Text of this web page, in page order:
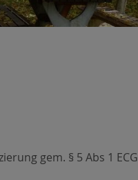
gem. § 5 Abs 1 ECG